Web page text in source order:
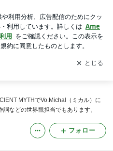
の更新通知
を受け取りまし
開く
MYTHでVo.Michal（ミカル）に
などの世界観担当でもあります。
フォロー